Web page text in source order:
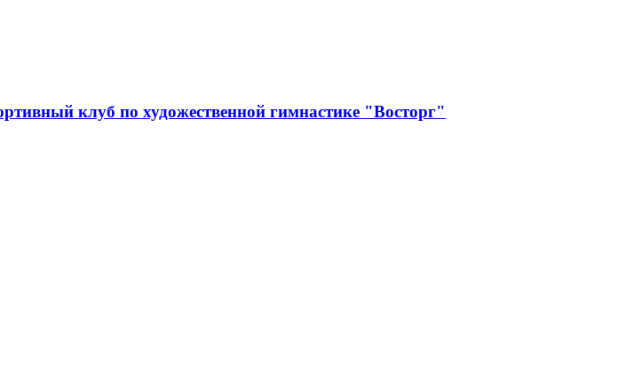
клуб по художественной гимнастике "Восторг"